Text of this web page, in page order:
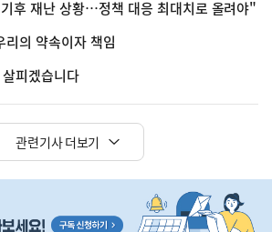
후 재난 상황…정책 대응 최대치로 올려야"
리의 약속이자 책임
피겠습니다
관련기사 더보기